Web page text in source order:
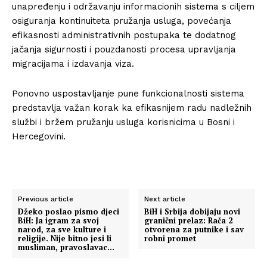
unapređenju i održavanju informacionih sistema s ciljem
osiguranja kontinuiteta pružanja usluga, povećanja
efikasnosti administrativnih postupaka te dodatnog
jačanja sigurnosti i pouzdanosti procesa upravljanja
migracijama i izdavanja viza.
Ponovno uspostavljanje pune funkcionalnosti sistema
predstavlja važan korak ka efikasnijem radu nadležnih
službi i bržem pružanju usluga korisnicima u Bosni i
Hercegovini.
Previous article
Džeko poslao pismo djeci
BiH: Ja igram za svoj
narod, za sve kulture i
religije. Nije bitno jesi li
musliman, pravoslavac…
Next article
BiH i Srbija dobijaju novi
granični prelaz: Rača 2
otvorena za putnike i sav
robni promet